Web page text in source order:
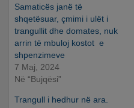
Samaticës janë të
shqetësuar, çmimi i ulët i
trangullit dhe domates, nuk
arrin të mbuloj kostot e
shpenzimeve
7 Maj, 2024
Në “Bujqësi”
Trangull i hedhur në ara.